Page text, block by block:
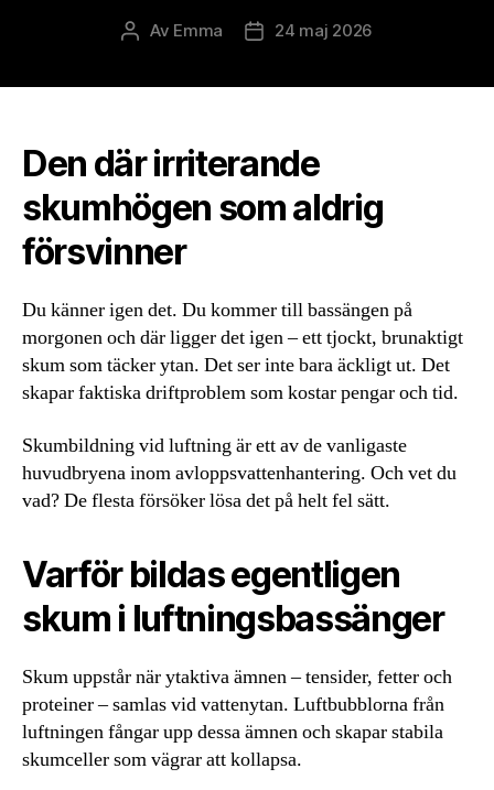
Inläggsförfattare
Av Emma Inläggsdatum
24 maj 2026
Den där irriterande
skumhögen som aldrig
försvinner
Du känner igen det. Du kommer till bassängen på
morgonen och där ligger det igen – ett tjockt, brunaktigt
skum som täcker ytan. Det ser inte bara äckligt ut. Det
skapar faktiska driftproblem som kostar pengar och tid.
Skumbildning vid luftning är ett av de vanligaste
huvudbryena inom avloppsvattenhantering. Och vet du
vad? De flesta försöker lösa det på helt fel sätt.
Varför bildas egentligen
skum i luftningsbassänger
Skum uppstår när ytaktiva ämnen – tensider, fetter och
proteiner – samlas vid vattenytan. Luftbubblorna från
luftningen fångar upp dessa ämnen och skapar stabila
skumceller som vägrar att kollapsa.